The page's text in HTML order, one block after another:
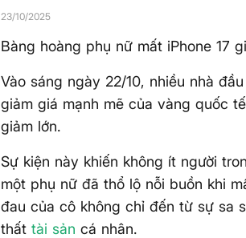
23/10/2025
Bàng hoàng phụ nữ mất iPhone 17
Vào sáng ngày 22/10, nhiều nhà
giảm giá mạnh mẽ của vàng quốc
giảm lớn.
Sự kiện này khiến không ít người
một phụ nữ đã thổ lộ nỗi buồn khi
đau của cô không chỉ đến từ sự sa
thấttài sản cá nhân.